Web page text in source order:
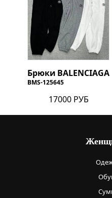
Брюки BALENCIAGA
BMS-125645
17000 РУБ